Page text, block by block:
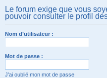
Le forum exige que vous
pouvoir consulter le profil
Nom d’utilisateur :
Mot de passe :
J’ai oublié mon mot de passe